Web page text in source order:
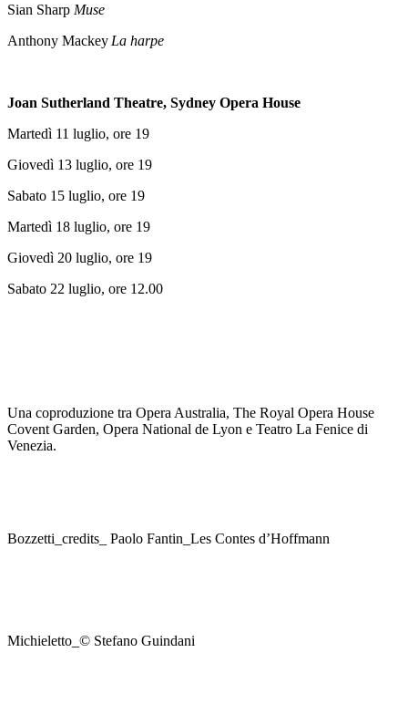
Sian Sharp Muse
Anthony Mackey La harpe
Joan Sutherland Theatre, Sydney Opera House
Martedì 11 luglio, ore 19
Giovedì 13 luglio, ore 19
Sabato 15 luglio, ore 19
Martedì 18 luglio, ore 19
Giovedì 20 luglio, ore 19
Sabato 22 luglio, ore 12.00
Una coproduzione tra Opera Australia, The Royal Opera House
Covent Garden, Opera National de Lyon e Teatro La Fenice di
Venezia.
Bozzetti_credits_ Paolo Fantin_Les Contes d’Hoffmann
Michieletto_© Stefano Guindani